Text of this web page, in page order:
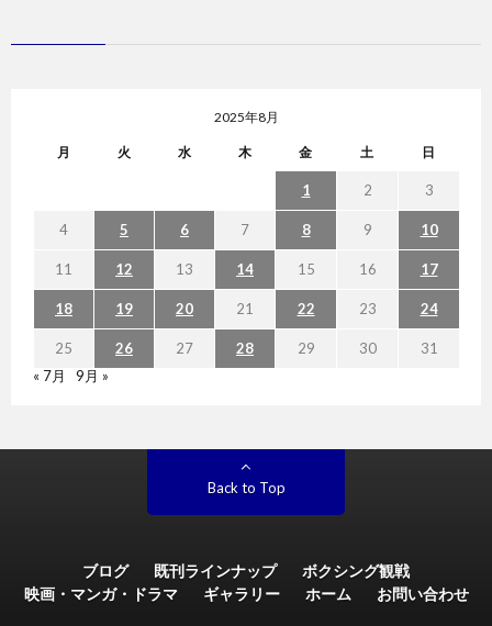
2025年8月
月 火 水 木 金 土 日
1 2 3
4 5 6 7 8 9 10
11 12 13 14 15 16 17
18 19 20 21 22 23 24
25 26 27 28 29 30
31
« 7月
9月 »
Back to Top
ブログ 既刊ラインナップ
ボクシング観戦
映画・マンガ・ドラマ
ギャラリー ホーム お問い合わせ